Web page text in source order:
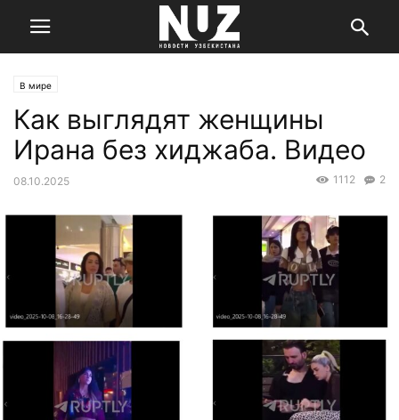
В мире
Как выглядят женщины
Ирана без хиджаба. Видео
08.10.2025 2
1112